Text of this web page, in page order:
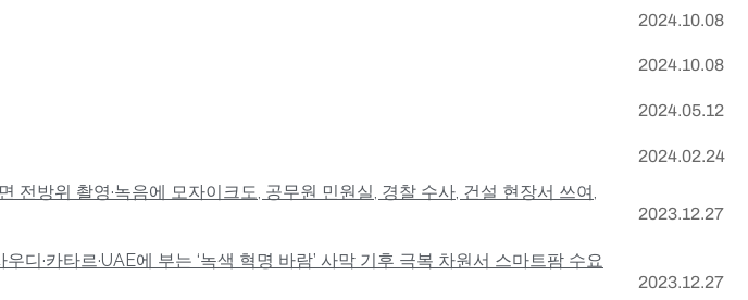
2024.10.08
2024.10.08
2024.05.12
2024.02.24
전방위 촬영·녹음에 모자이크도, 공무원 민원실, 경찰 수사, 건설 현장서 쓰여,
2023.12.27
·카타르·UAE에 부는 ‘녹색 혁명 바람’ 사막 기후 극복 차원서 스마트팜 수요
2023.12.27